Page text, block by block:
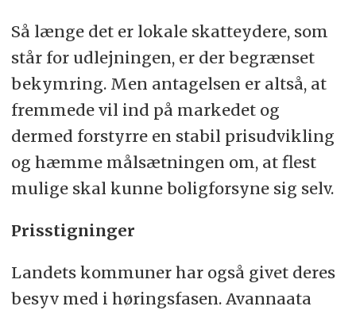
Så længe det er lokale skatteydere, som
står for udlejningen, er der begrænset
bekymring. Men antagelsen er altså, at
fremmede vil ind på markedet og
dermed forstyrre en stabil prisudvikling
og hæmme målsætningen om, at flest
mulige skal kunne boligforsyne sig selv.
Prisstigninger
Landets kommuner har også givet deres
besyv med i høringsfasen. Avannaata